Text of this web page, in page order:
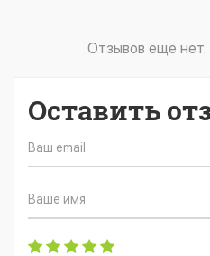
Отзывов еще
Оставить